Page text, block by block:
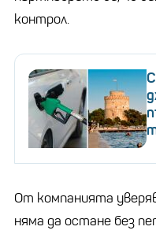
контрол.
От компанията
няма да остане без